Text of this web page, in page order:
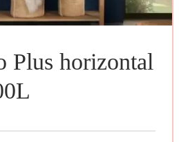
Plus horizontal